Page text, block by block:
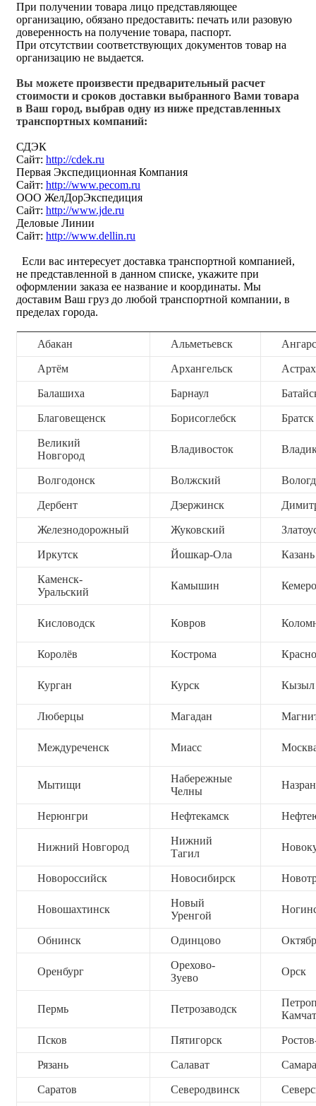
При получении товара лицо представляющее
организацию, обязано предоставить: печать или разовую
доверенность на получение товара, паспорт.
При отсутствии соответствующих документов товар на
организацию не выдается.
Вы можете произвести предварительный расчет
стоимости и сроков доставки выбранного Вами товара
в Ваш город, выбрав одну из ниже представленных
транспортных компаний:
СДЭК
Сайт: http://cdek.ru
Первая Экспедиционная Компания
Сайт: http://www.pecom.ru
ООО ЖелДорЭкспедиция
Сайт: http://www.jde.ru
Деловые Линии
Сайт: http://www.dellin.ru
Если вас интересует доставка транспортной компанией,
не представленной в данном списке, укажите при
оформлении заказа ее название и координаты. Мы
доставим Ваш груз до любой транспортной компании, в
пределах города.
Абакан Альметьевск
Артём Архангельск
Балашиха Барнаул
Благовещенск Борисоглебск Братск
Великий
Новгород
Владивосток
Волгодонск Волжский
Дербент Дзержинск
Железнодорожный Жуковский
Иркутск Йошкар-Ола Казань
Каменск-
Уральский
Камышин
Кисловодск Ковров
Королёв Кострома
Курган Курск Кызыл
Люберцы Магадан
Междуреченск Миасс
Мытищи
Набережные
Челны
Нерюнгри Нефтекамск
Нижний Новгород
Нижний
Тагил
Новороссийск Новосибирск
Новошахтинск
Новый
Уренгой
Обнинск Одинцово
Оренбург
Орехово-
Зуево
Орск
Пермь Петрозаводск
Псков Пятигорск
Рязань Салават Самара
Саратов Северодвинск